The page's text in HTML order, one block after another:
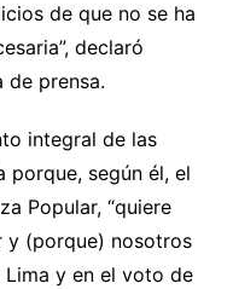
de que no se ha
declaró
de prensa.
integral de las
porque, según él, el
Popular, “quiere
y (porque) nosotros
y en el voto de